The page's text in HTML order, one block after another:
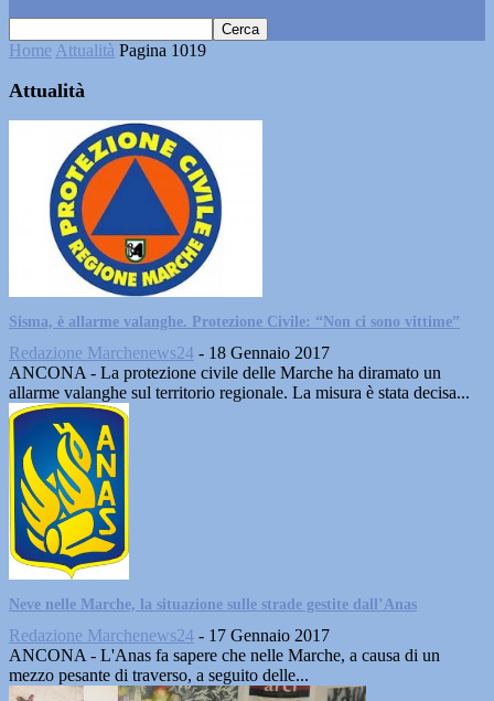
Home Attualità Pagina 1019
Attualità
Sisma, è allarme valanghe. Protezione Civile: “Non ci sono vittime”
Redazione Marchenews24 - 18 Gennaio 2017
ANCONA - La protezione civile delle Marche ha diramato un
allarme valanghe sul territorio regionale. La misura è stata decisa...
Neve nelle Marche, la situazione sulle strade gestite dall’Anas
Redazione Marchenews24 - 17 Gennaio 2017
ANCONA - L'Anas fa sapere che nelle Marche, a causa di un
mezzo pesante di traverso, a seguito delle...